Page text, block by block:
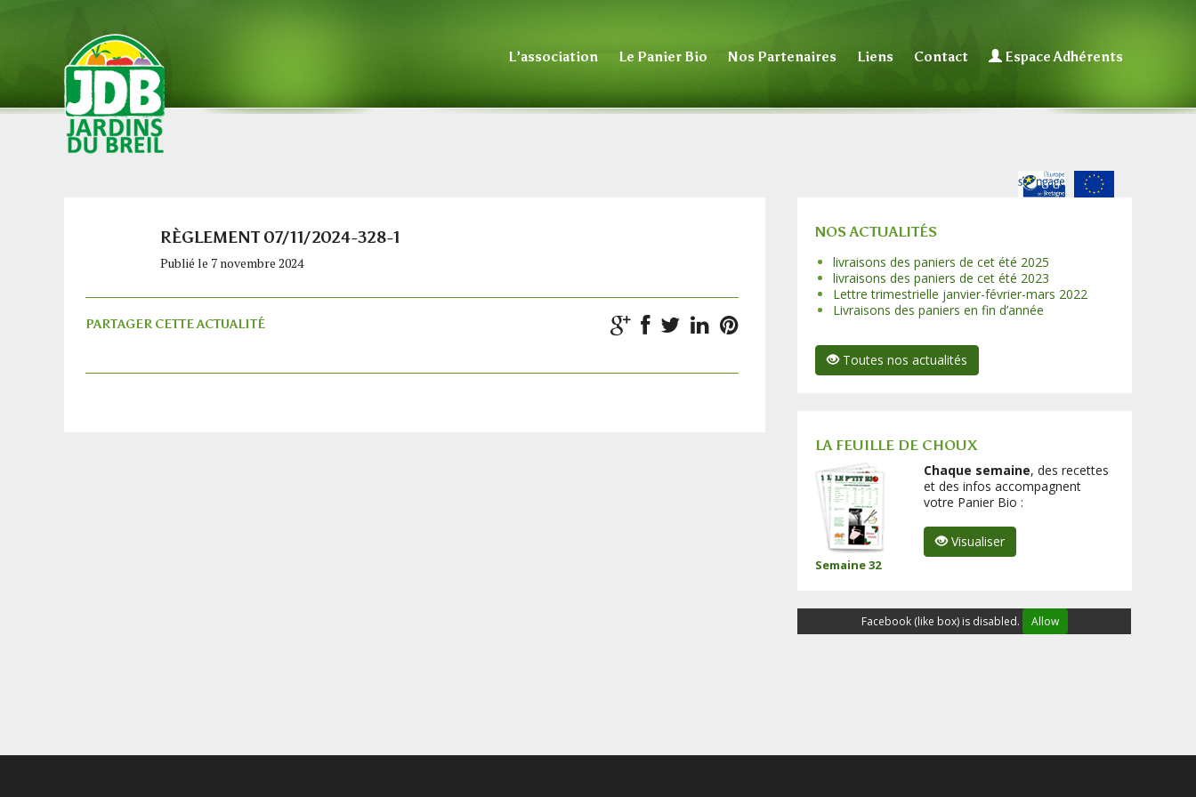
L’association Le Panier Bio Nos Partenaires Liens Contact Espace Adhérents
RÈGLEMENT 07/11/2024-328-1
Publié le 7 novembre 2024
PARTAGER CETTE ACTUALITÉ
NOS ACTUALITÉS
livraisons des paniers de cet été 2025
livraisons des paniers de cet été 2023
Lettre trimestrielle janvier-février-mars 2022
Livraisons des paniers en fin d’année
Toutes nos actualités
LA FEUILLE DE CHOUX
Semaine 32
Chaque semaine, des recettes
et des infos accompagnent
votre Panier Bio :
Visualiser
Facebook (like box) is disabled. Allow